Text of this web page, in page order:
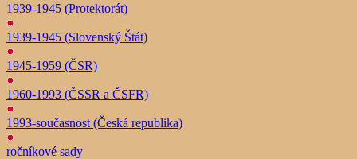
1939-1945 (Protektorát)
1939-1945 (Slovenský Štát)
1945-1959 (ČSR)
1960-1993 (ČSSR a ČSFR)
1993-současnost (Česká republika)
ročníkové sady